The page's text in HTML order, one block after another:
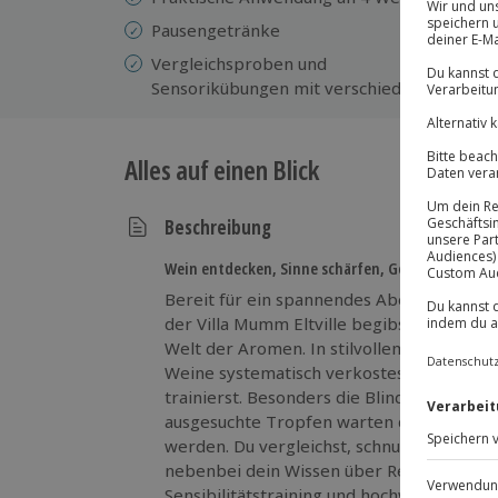
Pausengetränke
Vergleichsproben und
Sensorikübungen mit verschiedenen
Alles auf einen Blick
Beschreibung
Wein entdecken, Sinne schärfen, Genuss erleben!
Bereit für ein spannendes Abenteuer für
der Villa Mumm Eltville begibst du dich
Welt der Aromen. In stilvollem Ambiente
Weine systematisch verkostest und
trainierst. Besonders die Blindverkostung
ausgesuchte Tropfen warten darauf, von
werden. Du vergleichst, schnupperst,
nebenbei dein Wissen über Rebsorten